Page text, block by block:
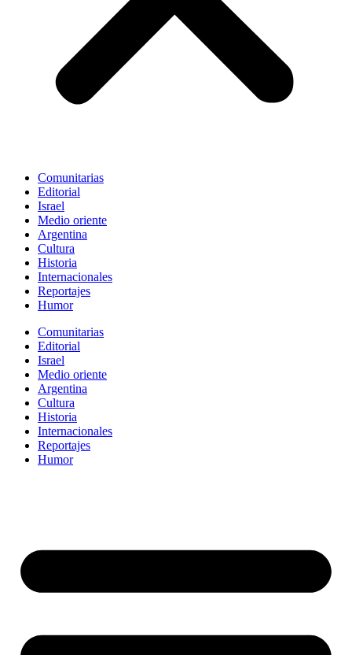
Comunitarias
Editorial
Israel
Medio oriente
Argentina
Cultura
Historia
Internacionales
Reportajes
Humor
Comunitarias
Editorial
Israel
Medio oriente
Argentina
Cultura
Historia
Internacionales
Reportajes
Humor